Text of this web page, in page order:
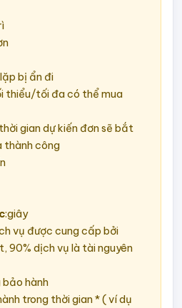
bị ẩn đi
thiểu/tối đa có thể mua
gian dự kiến đơn sẽ bắt
thành công
:giây
vụ được cung cấp bởi
90% dịch vụ là tài nguyên
bảo hành
trong thời gian * ( ví dụ